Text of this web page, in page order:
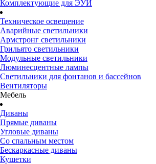
Комплектующие для ЭУИ
Техническое освещение
Аварийные светильники
Армстронг светильники
Грильято светильники
Модульные светильники
Люминесцентные лампы
Светильники для фонтанов и бассейнов
Вентиляторы
Мебель
Диваны
Прямые диваны
Угловые диваны
Со спальным местом
Бескаркасные диваны
Кушетки